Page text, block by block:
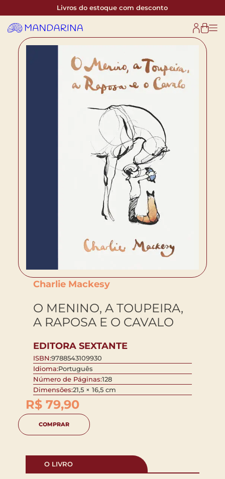
Livros do estoque com desconto
Charlie Mackesy
O MENINO, A TOUPEIRA,
A RAPOSA E O CAVALO
EDITORA SEXTANTE
ISBN:9788543109930
Idioma:Português
Número de Páginas:128
Dimensões:21,5 × 16,5 cm
R$ 79,90
COMPRAR
O LIVRO